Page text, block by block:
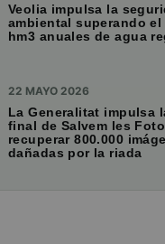
Veolia impulsa la
ambiental superando el
hm3 anuales de agua
22 MAYO 2026
La Generalitat impulsa
final de Salvem les
recuperar 800.000
dañadas por la riada